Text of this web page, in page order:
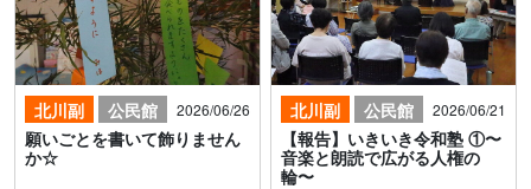
北川副 公民館 2026/06/26
願いごとを書いて飾りません
か☆
北川副 公民館 2026/06/21
【報告】いきいき令和塾 ①〜
音楽と朗読で広がる人権の
輪〜